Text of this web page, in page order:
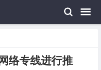
络专线进行推